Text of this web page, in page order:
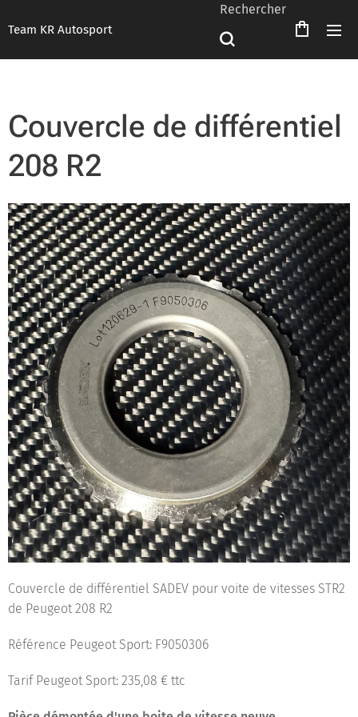
Team KR Autosport
Rechercher
Couvercle de différentiel
208 R2
Couvercle de différentiel SADEV pour voite de vitesses STR2
de Peugeot 208 R2
Référence Peugeot Sport: F9050306
Tarif Peugeot Sport: 235,08 € ttc